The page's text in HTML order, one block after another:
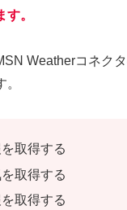
。
Weatherコネク
取得する
取得する
取得する